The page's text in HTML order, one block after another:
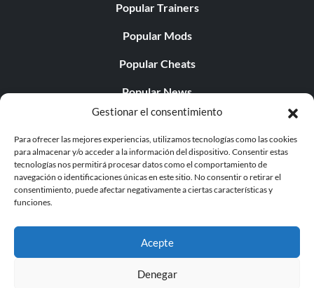
Gestionar el consentimiento
Para ofrecer las mejores experiencias, utilizamos tecnologías como las cookies
para almacenar y/o acceder a la información del dispositivo. Consentir estas
tecnologías nos permitirá procesar datos como el comportamiento de
navegación o identificaciones únicas en este sitio. No consentir o retirar el
consentimiento, puede afectar negativamente a ciertas características y
funciones.
Acepte
Denegar
Popular Trainers
Popular Mods
Popular Cheats
Popular News
Popular Editorials
Popular Free Games
LATEST UPDATES